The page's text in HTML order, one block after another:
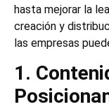
hasta mejorar la
creación y
las empresas
1.